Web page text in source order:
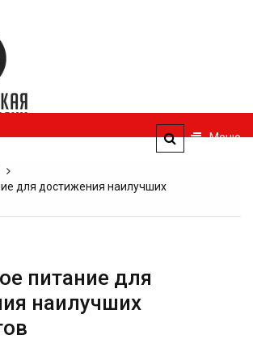
век
Меню
для достижения наилучших
питание для
наилучших